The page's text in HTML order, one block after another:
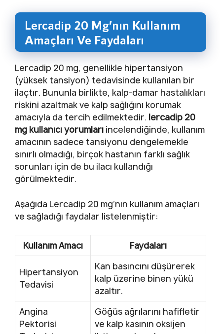
Lercadip 20 Mg’nın Kullanım
Amaçları Ve Faydaları
Lercadip 20 mg, genellikle hipertansiyon
(yüksek tansiyon) tedavisinde kullanılan bir
ilaçtır. Bununla birlikte, kalp-damar hastalıkları
riskini azaltmak ve kalp sağlığını korumak
amacıyla da tercih edilmektedir. lercadip 20
mg kullanıcı yorumları incelendiğinde, kullanım
amacının sadece tansiyonu dengelemekle
sınırlı olmadığı, birçok hastanın farklı sağlık
sorunları için de bu ilacı kullandığı
görülmektedir.
Aşağıda Lercadip 20 mg’nın kullanım amaçları
ve sağladığı faydalar listelenmiştir:
Kullanım Amacı Faydaları
Hipertansiyon
Tedavisi
Kan basıncını düşürerek
kalp üzerine binen yükü
azaltır.
Angina
Pektorisi
Göğüs ağrılarını hafifletir
ve kalp kasının oksijen